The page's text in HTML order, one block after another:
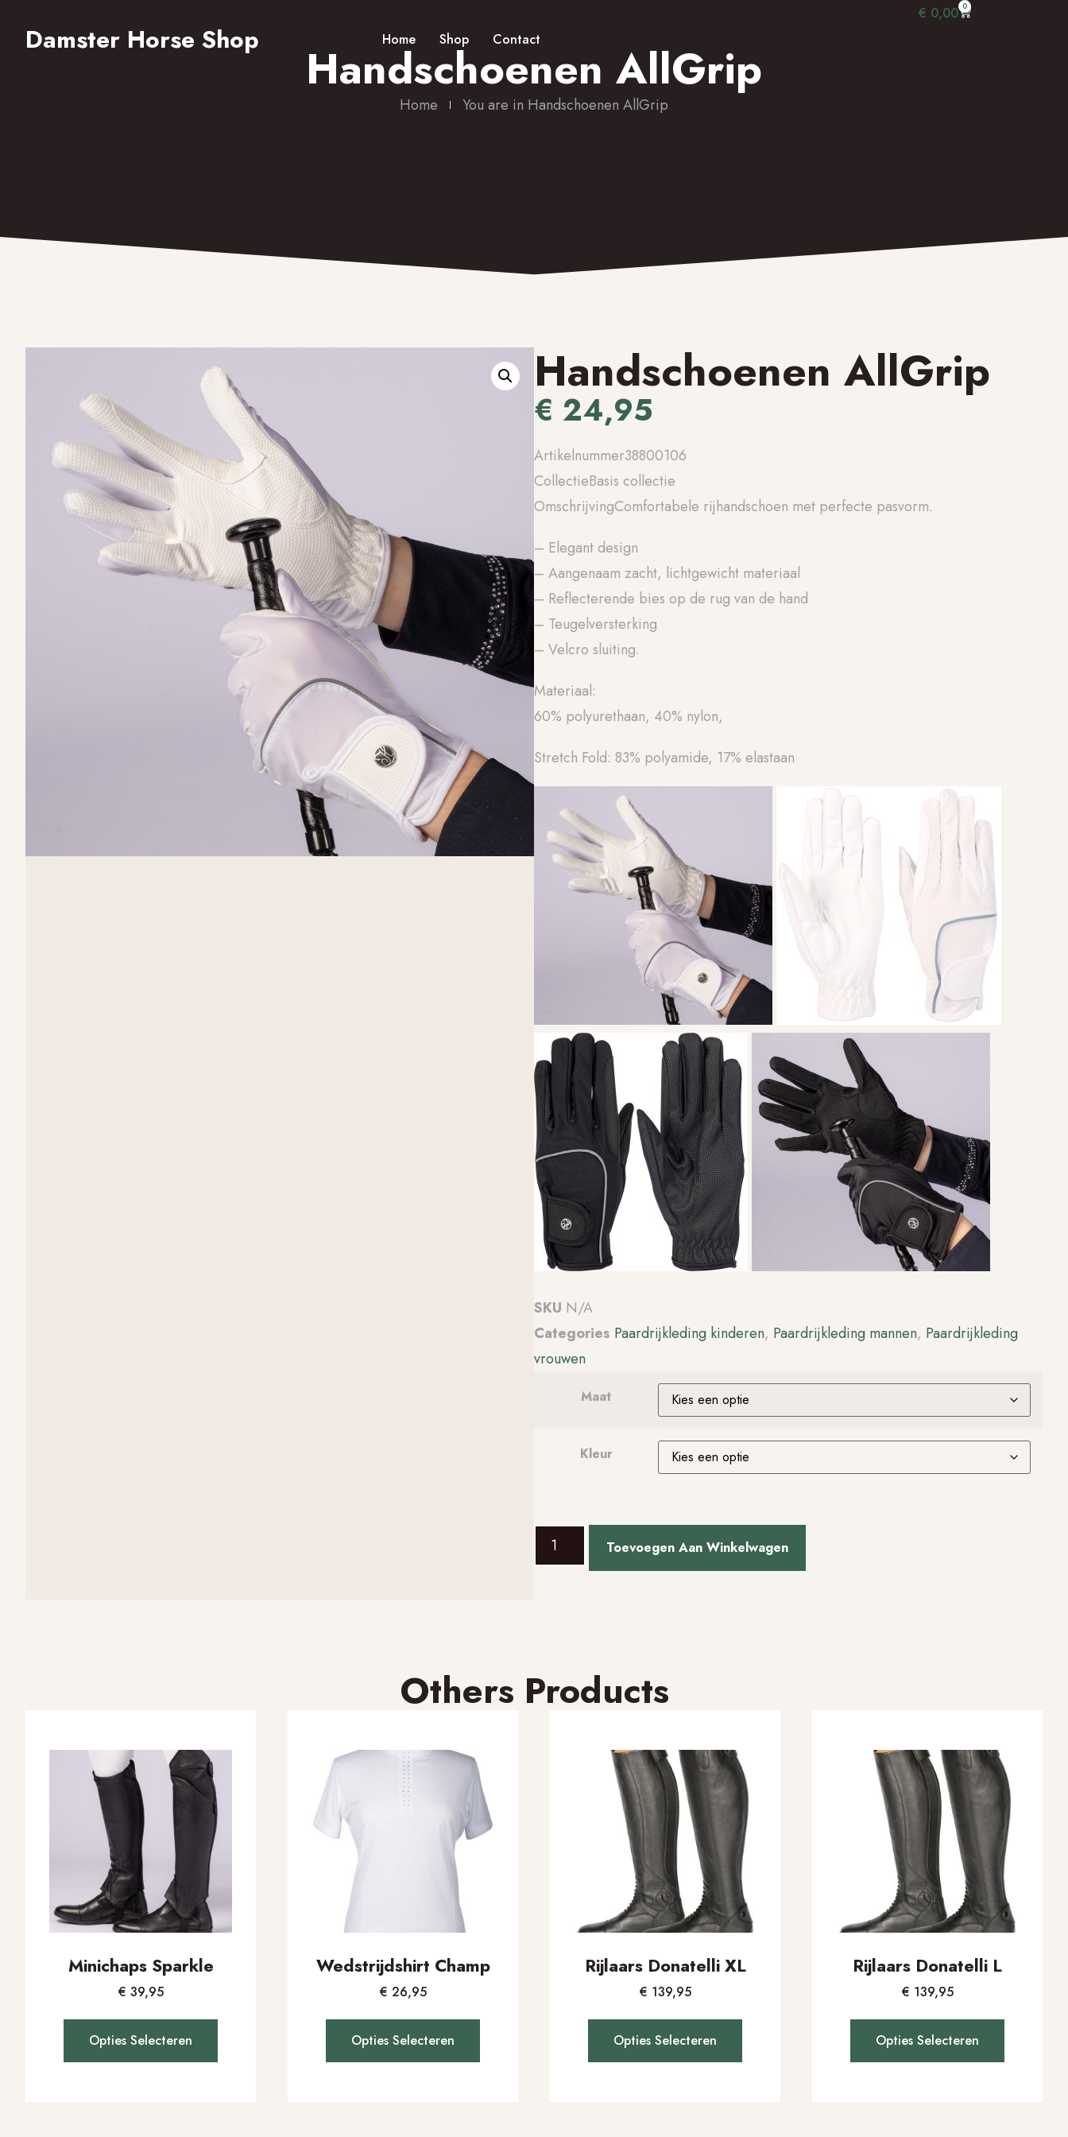
Damster Horse Shop Home Shop Contact
€ 0,00 0
Handschoenen AllGrip
Home You are in Handschoenen AllGrip
Handschoenen AllGrip
€ 24,95
Artikelnummer38800106
CollectieBasis collectie
OmschrijvingComfortabele rijhandschoen met perfecte pasvorm.
– Elegant design
– Aangenaam zacht, lichtgewicht materiaal
– Reflecterende bies op de rug van de hand
– Teugelversterking
– Velcro sluiting.
Materiaal:
60% polyurethaan, 40% nylon,
Stretch Fold: 83% polyamide, 17% elastaan
SKU N/A
Categories Paardrijkleding kinderen, Paardrijkleding mannen, Paardrijkleding
vrouwen
Maat
Kleur
Toevoegen Aan Winkelwagen
Others Products
Minichaps Sparkle
€ 39,95
Opties Selecteren
Wedstrijdshirt Champ
€ 26,95
Opties Selecteren
Rijlaars Donatelli XL
€ 139,95
Opties Selecteren
Rijlaars Donatelli L
€ 139,95
Opties Selecteren